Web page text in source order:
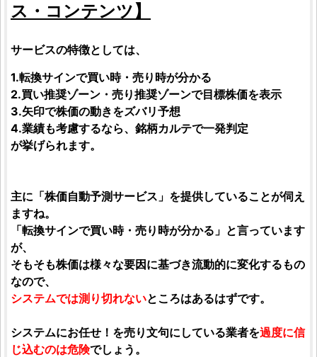
ス・コンテンツ】
サービスの特徴としては、
1.転換サインで買い時・売り時が分かる
2.買い推奨ゾーン・売り推奨ゾーンで目標株価を表示
3.矢印で株価の動きをズバリ予想
4.業績も考慮するなら、銘柄カルテで一発判定
が挙げられます。
主に「株価自動予測サービス」を提供していることが伺え
ますね。
「転換サインで買い時・売り時が分かる」と言っています
が、
そもそも株価は様々な要因に基づき流動的に変化するもの
なので、
システムでは測り切れないところはあるはずです。
システムにお任せ！を売り文句にしている業者を過度に信
じ込むのは危険でしょう。